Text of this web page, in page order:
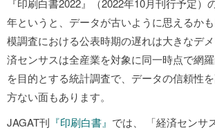
『印刷白書2022』（2022年10月刊行予定）
年というと、データが古いように思えるか
模調査における公表時期の遅れは大きなデ
済センサスは全産業を対象に同一時点で網
を目的とする統計調査で、データの信頼性
方ない面もあります。
JAGAT刊 『印刷白書』 では、 「経済センサ